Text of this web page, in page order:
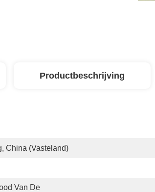
Productbeschrijving
China (vasteland)
Van De